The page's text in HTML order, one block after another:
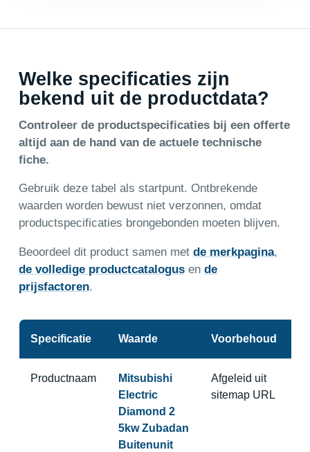
Welke specificaties zijn
bekend uit de productdata?
Controleer de productspecificaties bij een offerte
altijd aan de hand van de actuele technische
fiche.
Gebruik deze tabel als startpunt. Ontbrekende
waarden worden bewust niet verzonnen, omdat
productspecificaties brongebonden moeten blijven.
Beoordeel dit product samen met de merkpagina,
de volledige productcatalogusen de
prijsfactoren.
Specificatie Waarde Voorbehoud
Productnaam
Mitsubishi
Electric
Diamond 2
5kw Zubadan
Buitenunit
Afgeleid uit
sitemap URL